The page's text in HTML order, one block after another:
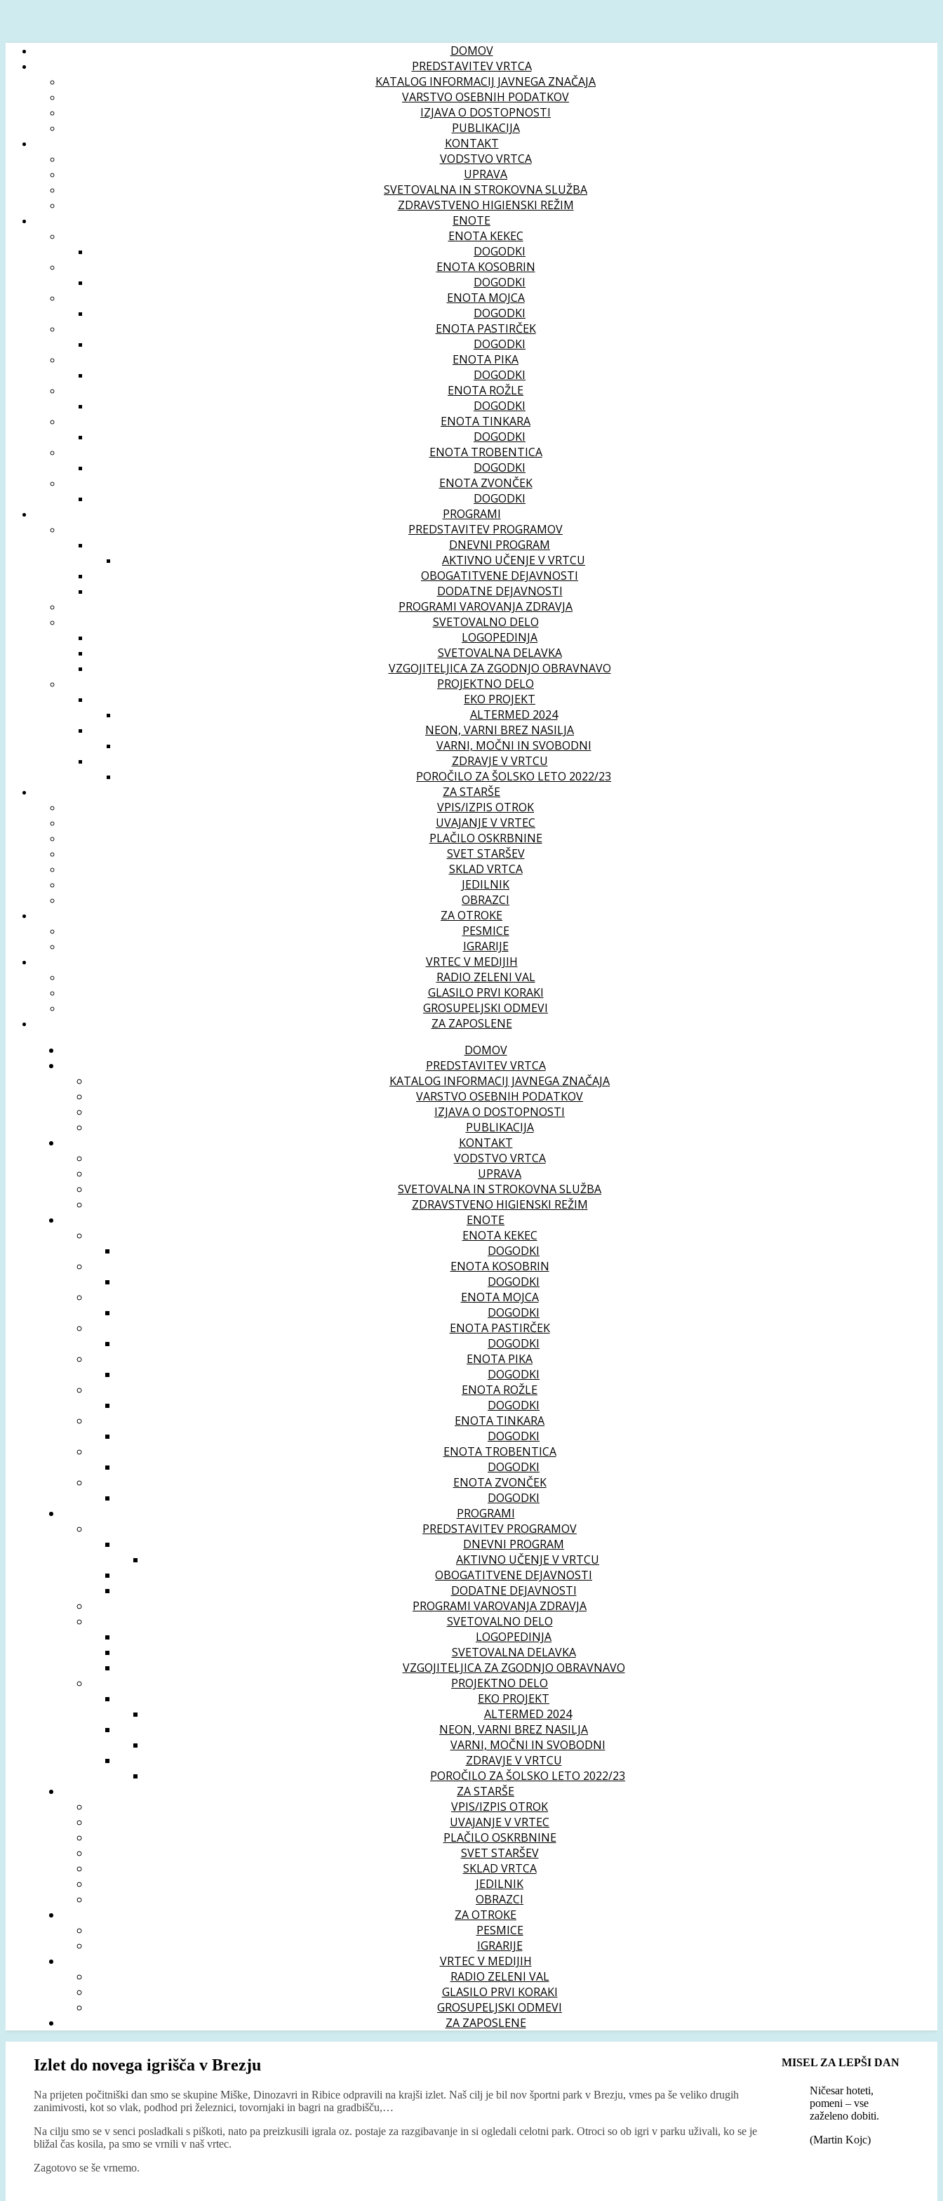
DOMOV
PREDSTAVITEV VRTCA
KATALOG INFORMACIJ JAVNEGA ZNAČAJA
VARSTVO OSEBNIH PODATKOV
IZJAVA O DOSTOPNOSTI
PUBLIKACIJA
KONTAKT
VODSTVO VRTCA
UPRAVA
SVETOVALNA IN STROKOVNA SLUŽBA
ZDRAVSTVENO HIGIENSKI REŽIM
ENOTE
ENOTA KEKEC
DOGODKI
ENOTA KOSOBRIN
DOGODKI
ENOTA MOJCA
DOGODKI
ENOTA PASTIRČEK
DOGODKI
ENOTA PIKA
DOGODKI
ENOTA ROŽLE
DOGODKI
ENOTA TINKARA
DOGODKI
ENOTA TROBENTICA
DOGODKI
ENOTA ZVONČEK
DOGODKI
PROGRAMI
PREDSTAVITEV PROGRAMOV
DNEVNI PROGRAM
AKTIVNO UČENJE V VRTCU
OBOGATITVENE DEJAVNOSTI
DODATNE DEJAVNOSTI
PROGRAMI VAROVANJA ZDRAVJA
SVETOVALNO DELO
LOGOPEDINJA
SVETOVALNA DELAVKA
VZGOJITELJICA ZA ZGODNJO OBRAVNAVO
PROJEKTNO DELO
EKO PROJEKT
ALTERMED 2024
NEON, VARNI BREZ NASILJA
VARNI, MOČNI IN SVOBODNI
ZDRAVJE V VRTCU
POROČILO ZA ŠOLSKO LETO 2022/23
ZA STARŠE
VPIS/IZPIS OTROK
UVAJANJE V VRTEC
PLAČILO OSKRBNINE
SVET STARŠEV
SKLAD VRTCA
JEDILNIK
OBRAZCI
ZA OTROKE
PESMICE
IGRARIJE
VRTEC V MEDIJIH
RADIO ZELENI VAL
GLASILO PRVI KORAKI
GROSUPELJSKI ODMEVI
ZA ZAPOSLENE
DOMOV
PREDSTAVITEV VRTCA
KATALOG INFORMACIJ JAVNEGA ZNAČAJA
VARSTVO OSEBNIH PODATKOV
IZJAVA O DOSTOPNOSTI
PUBLIKACIJA
KONTAKT
VODSTVO VRTCA
UPRAVA
SVETOVALNA IN STROKOVNA SLUŽBA
ZDRAVSTVENO HIGIENSKI REŽIM
ENOTE
ENOTA KEKEC
DOGODKI
ENOTA KOSOBRIN
DOGODKI
ENOTA MOJCA
DOGODKI
ENOTA PASTIRČEK
DOGODKI
ENOTA PIKA
DOGODKI
ENOTA ROŽLE
DOGODKI
ENOTA TINKARA
DOGODKI
ENOTA TROBENTICA
DOGODKI
ENOTA ZVONČEK
DOGODKI
PROGRAMI
PREDSTAVITEV PROGRAMOV
DNEVNI PROGRAM
AKTIVNO UČENJE V VRTCU
OBOGATITVENE DEJAVNOSTI
DODATNE DEJAVNOSTI
PROGRAMI VAROVANJA ZDRAVJA
SVETOVALNO DELO
LOGOPEDINJA
SVETOVALNA DELAVKA
VZGOJITELJICA ZA ZGODNJO OBRAVNAVO
PROJEKTNO DELO
EKO PROJEKT
ALTERMED 2024
NEON, VARNI BREZ NASILJA
VARNI, MOČNI IN SVOBODNI
ZDRAVJE V VRTCU
POROČILO ZA ŠOLSKO LETO 2022/23
ZA STARŠE
VPIS/IZPIS OTROK
UVAJANJE V VRTEC
PLAČILO OSKRBNINE
SVET STARŠEV
SKLAD VRTCA
JEDILNIK
OBRAZCI
ZA OTROKE
PESMICE
IGRARIJE
VRTEC V MEDIJIH
RADIO ZELENI VAL
GLASILO PRVI KORAKI
GROSUPELJSKI ODMEVI
ZA ZAPOSLENE
Izlet do novega igrišča v Brezju
Na prijeten počitniški dan smo se skupine Miške, Dinozavri in Ribice odpravili na krajši izlet. Naš cilj je bil nov športni park v Brezju, vmes pa še veliko drugih
zanimivosti, kot so vlak, podhod pri železnici, tovornjaki in bagri na gradbišču,…
Na cilju smo se v senci posladkali s piškoti, nato pa preizkusili igrala oz. postaje za razgibavanje in si ogledali celotni park. Otroci so ob igri v parku uživali, ko se je
bližal čas kosila, pa smo se vrnili v naš vrtec.
Zagotovo se še vrnemo.
MISEL ZA LEPŠI DAN
Ničesar hoteti,
pomeni – vse
zaželeno dobiti.
(Martin Kojc)